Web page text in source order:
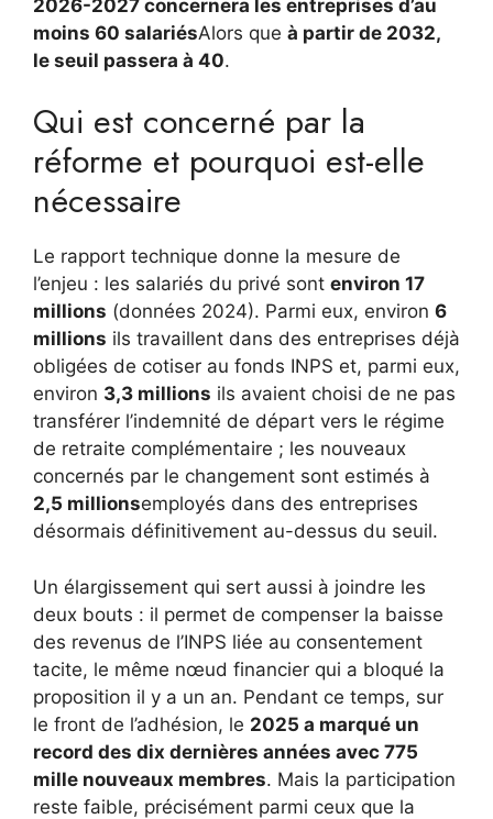
2026-2027 concernera les entreprises d’au
moins 60 salariésAlors que à partir de 2032,
le seuil passera à 40.
Qui est concerné par la
réforme et pourquoi est-elle
nécessaire
Le rapport technique donne la mesure de
l’enjeu : les salariés du privé sont environ 17
millions (données 2024). Parmi eux, environ 6
millions ils travaillent dans des entreprises déjà
obligées de cotiser au fonds INPS et, parmi eux,
environ 3,3 millions ils avaient choisi de ne pas
transférer l’indemnité de départ vers le régime
de retraite complémentaire ; les nouveaux
concernés par le changement sont estimés à
2,5 millionsemployés dans des entreprises
désormais définitivement au-dessus du seuil.
Un élargissement qui sert aussi à joindre les
deux bouts : il permet de compenser la baisse
des revenus de l’INPS liée au consentement
tacite, le même nœud financier qui a bloqué la
proposition il y a un an. Pendant ce temps, sur
le front de l’adhésion, le 2025 a marqué un
record des dix dernières années avec 775
mille nouveaux membres. Mais la participation
reste faible, précisément parmi ceux que la